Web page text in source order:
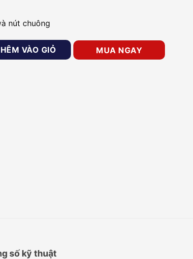
nút chuông
lập Hikvision SH-K2T802E số lượng
VÀO GIỎ MUA NGAY
số kỹ thuật